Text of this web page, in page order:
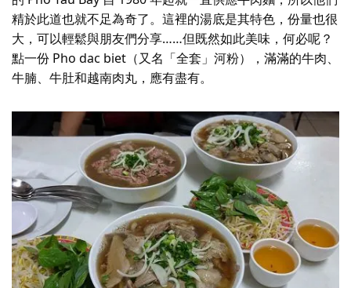
精於此道也就不足為奇了。這裡的湯底是其特色，份量也很
大，可以輕鬆與朋友們分享……但既然如此美味，何必呢？
點一份 Pho dac biet（又名「全套」河粉），滿滿的牛肉、
牛腩、牛肚和越南肉丸，應有盡有。